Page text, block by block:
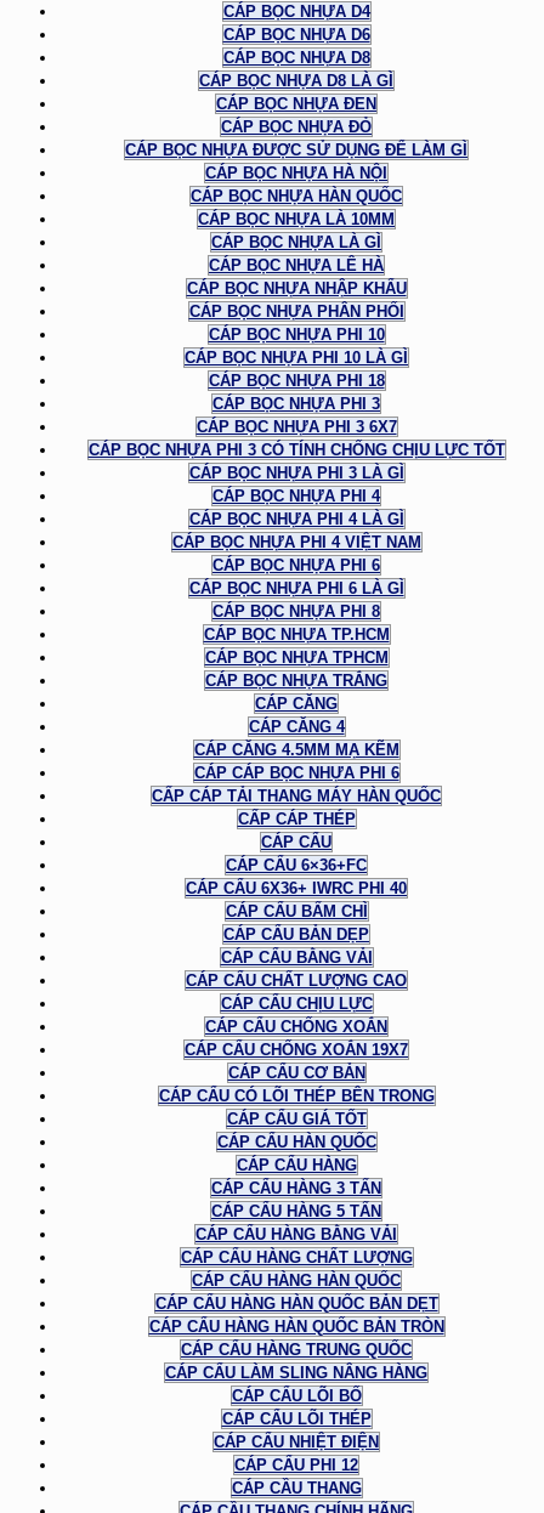
CÁP BỌC NHỰA D4
CÁP BỌC NHỰA D6
CÁP BỌC NHỰA D8
CÁP BỌC NHỰA D8 LÀ GÌ
CÁP BỌC NHỰA ĐEN
CÁP BỌC NHỰA ĐỎ
CÁP BỌC NHỰA ĐƯỢC SỬ DỤNG ĐỂ LÀM GÌ
CÁP BỌC NHỰA HÀ NỘI
CÁP BỌC NHỰA HÀN QUỐC
CÁP BỌC NHỰA LÀ 10MM
CÁP BỌC NHỰA LÀ GÌ
CÁP BỌC NHỰA LÊ HÀ
CÁP BỌC NHỰA NHẬP KHẨU
CÁP BỌC NHỰA PHÂN PHỐI
CÁP BỌC NHỰA PHI 10
CÁP BỌC NHỰA PHI 10 LÀ GÌ
CÁP BỌC NHỰA PHI 18
CÁP BỌC NHỰA PHI 3
CÁP BỌC NHỰA PHI 3 6X7
CÁP BỌC NHỰA PHI 3 CÓ TÍNH CHỐNG CHỊU LỰC TỐT
CÁP BỌC NHỰA PHI 3 LÀ GÌ
CÁP BỌC NHỰA PHI 4
CÁP BỌC NHỰA PHI 4 LÀ GÌ
CÁP BỌC NHỰA PHI 4 VIỆT NAM
CÁP BỌC NHỰA PHI 6
CÁP BỌC NHỰA PHI 6 LÀ GÌ
CÁP BỌC NHỰA PHI 8
CÁP BỌC NHỰA TP.HCM
CÁP BỌC NHỰA TPHCM
CÁP BỌC NHỰA TRẮNG
CÁP CĂNG
CÁP CĂNG 4
CÁP CĂNG 4.5MM MẠ KẼM
CÁP CÁP BỌC NHỰA PHI 6
CẤP CÁP TẢI THANG MÁY HÀN QUỐC
CẤP CÁP THÉP
CÁP CẨU
CÁP CẨU 6×36+FC
CÁP CẨU 6X36+ IWRC PHI 40
CÁP CẨU BẤM CHÌ
CÁP CẨU BẢN DẸP
CÁP CẨU BẰNG VẢI
CÁP CẨU CHẤT LƯỢNG CAO
CÁP CẨU CHỊU LỰC
CÁP CẨU CHỐNG XOẮN
CÁP CẨU CHỐNG XOẮN 19X7
CÁP CẨU CƠ BẢN
CÁP CẨU CÓ LÕI THÉP BÊN TRONG
CÁP CẨU GIÁ TỐT
CÁP CẨU HÀN QUỐC
CÁP CẨU HÀNG
CÁP CẨU HÀNG 3 TẤN
CÁP CẨU HÀNG 5 TẤN
CÁP CẨU HÀNG BẰNG VẢI
CÁP CẨU HÀNG CHẤT LƯỢNG
CÁP CẨU HÀNG HÀN QUỐC
CÁP CẨU HÀNG HÀN QUỐC BẢN DẸT
CÁP CẨU HÀNG HÀN QUỐC BẢN TRÒN
CÁP CẨU HÀNG TRUNG QUỐC
CÁP CẨU LÀM SLING NÂNG HÀNG
CÁP CẨU LÕI BỐ
CÁP CẨU LÕI THÉP
CÁP CẨU NHIỆT ĐIỆN
CÁP CẨU PHI 12
CÁP CẦU THANG